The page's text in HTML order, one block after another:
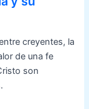
creyentes, la
de una fe
son